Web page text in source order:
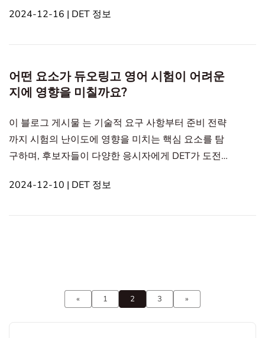
설계되었습니다. 구조와 듀오링고 영어 테스트 패턴의
쓰기 과제 DET에서3. 듀오링고 영어 테스트 패턴의 특
별한 점은?적응형 테스트: 당신의 수준에 맞춤 듀오링
고 영어 테스트 패턴은 약 45분 동안 지
2024-12-16 | DET 정보
어떤 요소가 듀오링고 영어 시험이 어려운
지에 영향을 미칠까요?
이 블로그 게시물 는 기술적 요구 사항부터 준비 전략
까지 시험의 난이도에 영향을 미치는 핵심 요소를 탐
구하며, 후보자들이 다양한 응시자에게 DET가 도전적
In this article1. 듀오링고 영어 시험 능력 요건2. 듀오
2024-12-10 | DET 정보
« 1 2 3 »